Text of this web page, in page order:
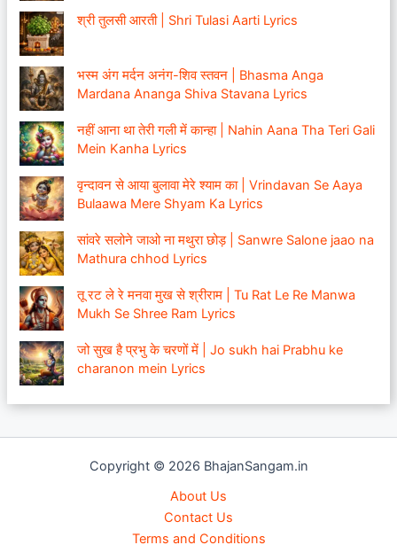
श्री तुलसी आरती | Shri Tulasi Aarti Lyrics
भस्म अंग मर्दन अनंग-शिव स्तवन | Bhasma Anga
Mardana Ananga Shiva Stavana Lyrics
नहीं आना था तेरी गली में कान्हा | Nahin Aana Tha Teri Gali
Mein Kanha Lyrics
वृन्दावन से आया बुलावा मेरे श्याम का | Vrindavan Se Aaya
Bulaawa Mere Shyam Ka Lyrics
सांवरे सलोने जाओ ना मथुरा छोड़ | Sanwre Salone jaao na
Mathura chhod Lyrics
तू रट ले रे मनवा मुख से श्रीराम | Tu Rat Le Re Manwa
Mukh Se Shree Ram Lyrics
जो सुख है प्रभु के चरणों में | Jo sukh hai Prabhu ke
charanon mein Lyrics
Copyright © 2026 BhajanSangam.in
About Us
Contact Us
Terms and Conditions